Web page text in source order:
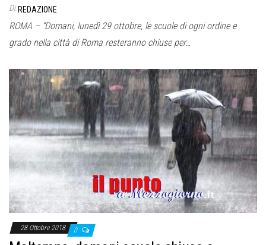
Di REDAZIONE
ROMA – “Domani, lunedì 29 ottobre, le scuole di ogni ordine e
grado nella città di Roma resteranno chiuse per…
28 Ottobre 2018 0